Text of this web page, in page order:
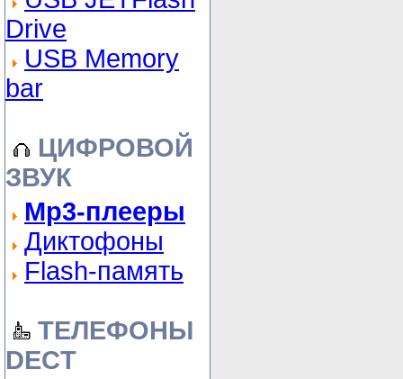
Drive
USB Memory
bar
ЦИФРОВОЙ
ЗВУК
Mp3-плееры
Диктофоны
Flash-память
ТЕЛЕФОНЫ
DECT